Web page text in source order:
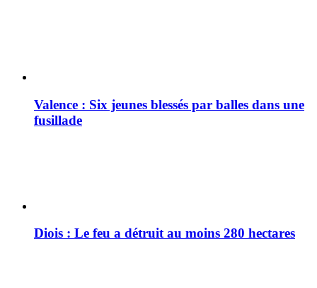
Valence : Six jeunes blessés par balles dans une
fusillade
Diois : Le feu a détruit au moins 280 hectares